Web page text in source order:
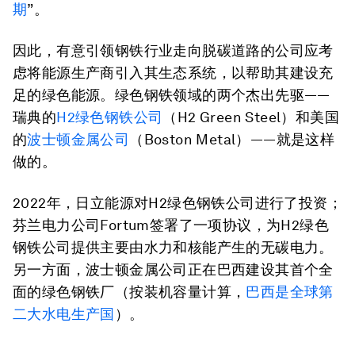
期”。
因此，有意引领钢铁行业走向脱碳道路的公司应考
虑将能源生产商引入其生态系统，以帮助其建设充
足的绿色能源。绿色钢铁领域的两个杰出先驱——
瑞典的H2绿色钢铁公司
（H2 Green Steel）和美国
的波士顿金属公司
（Boston Metal）——就是这样
做的。
2022年，日立能源对H2绿色钢铁公司进行了投资；
芬兰电力公司Fortum签署了一项协议，为H2绿色
钢铁公司提供主要由水力和核能产生的无碳电力。
另一方面，波士顿金属公司正在巴西建设其首个全
面的绿色钢铁厂（按装机容量计算， 巴西是全球第
二大水电生产国 ）。